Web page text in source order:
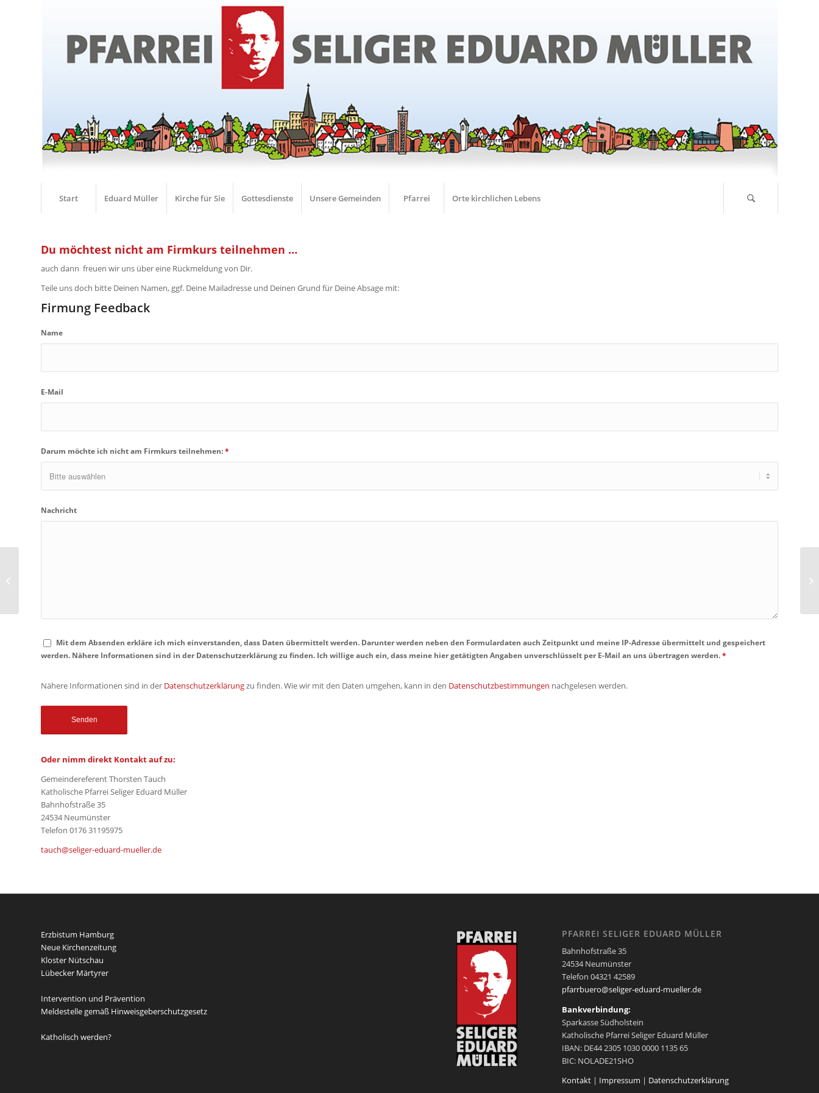
Start Eduard Müller Kirche für Sie Gottesdienste Unsere Gemeinden Pfarrei Orte kirchlichen Lebens
Du möchtest nicht am Firmkurs teilnehmen …
auch dann freuen wir uns über eine Rückmeldung von Dir.
Teile uns doch bitte Deinen Namen, ggf. Deine Mailadresse und Deinen Grund für Deine Absage mit:
Firmung Feedback
Name
E-Mail
Darum möchte ich nicht am Firmkurs teilnehmen:*
Nachricht
Mit dem Absenden erkläre ich mich einverstanden, dass Daten übermittelt werden. Darunter werden neben den Formulardaten auch Zeitpunkt und meine IP-Adresse übermittelt und gespeichert
werden. Nähere Informationen sind in der Datenschutzerklärung zu finden. Ich willige auch ein, dass meine hier getätigten Angaben unverschlüsselt per E-Mail an uns übertragen werden.*
Nähere Informationen sind in der Datenschutzerklärungzu finden. Wie wir mit den Daten umgehen, kann in den Datenschutzbestimmungen nachgelesen werden.
Oder nimm direkt Kontakt auf zu:
Gemeindereferent Thorsten Tauch
Katholische Pfarrei Seliger Eduard Müller
Bahnhofstraße 35
24534 Neumünster
Telefon 0176 31195975
tauch@seliger-eduard-mueller.de
Erzbistum Hamburg
Neue Kirchenzeitung
Kloster Nütschau
Lübecker Märtyrer
Intervention und Prävention
Meldestelle gemäß Hinweisgeberschutzgesetz
Katholisch werden?
PFARREI SELIGER EDUARD MÜLLER
Bahnhofstraße 35
24534 Neumünster
Telefon 04321 42589
pfarrbuero@seliger-eduard-mueller.de
Bankverbindung:
Sparkasse Südholstein
Katholische Pfarrei Seliger Eduard Müller
IBAN: DE44 2305 1030 0000 1135 65
BIC: NOLADE21SHO
Kontakt | Impressum | Datenschutzerklärung